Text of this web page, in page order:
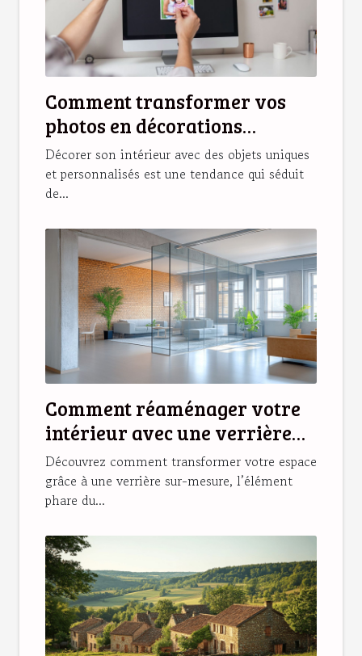
Comment transformer vos
photos en décorations
magnétiques originales ?
Décorer son intérieur avec des objets uniques
et personnalisés est une tendance qui séduit
de...
Comment réaménager votre
intérieur avec une verrière
sur-mesure ?
Découvrez comment transformer votre espace
grâce à une verrière sur-mesure, l’élément
phare du...